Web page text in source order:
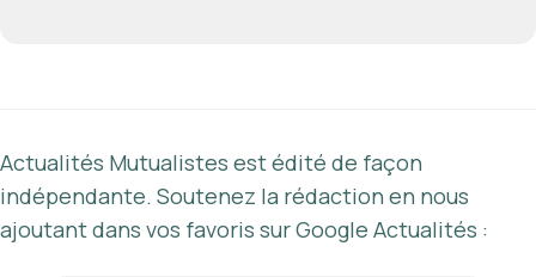
Actualités Mutualistes est édité de façon
indépendante. Soutenez la rédaction en nous
ajoutant dans vos favoris sur Google Actualités :